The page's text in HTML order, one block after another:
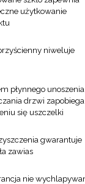
użytkowanie
niweluje
płynnego unoszenia
drzwi zapobiega
się uszczelki
gwarantuje
zawias
nie